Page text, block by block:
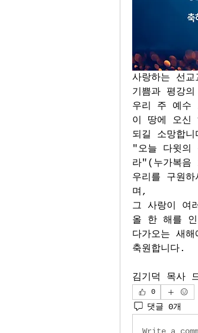
사랑하는 선
기쁨과 평강
우리 주 예수
이 땅에 오신
되길 소망합니
"오늘 다윗의
라"(누가복
우리를 구원
며,
그 사랑이 여
올 한 해를 인
다가오는 새
축원합니다.
김기덕 목사
0
댓글 0개
Write a